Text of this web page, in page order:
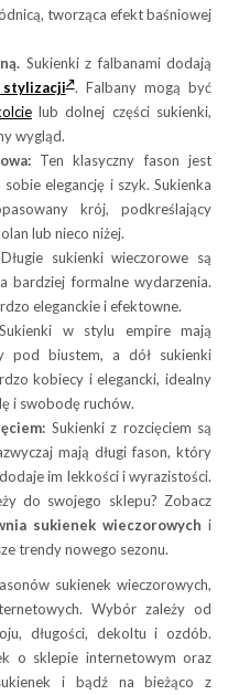
tworząca efekt baśniowej
Sukienki z falbanami dodają
stylizacji . Falbany mogą być
lub dolnej części sukienki,
wygląd.
Ten klasyczny fason jest
elegancję i szyk. Sukienka
krój, podkreślający
lub nieco niżej.
Długie sukienki wieczorowe są
bardziej formalne wydarzenia.
eleganckie i efektowne.
w stylu empire mają
pod biustem, a dół sukienki
kobiecy i elegancki, idealny
i swobodę ruchów.
Sukienki z rozcięciem są
mają długi fason, który
im lekkości i wyrazistości.
do swojego sklepu? Zobacz
sukienek wieczorowych i
trendy nowego sezonu.
sukienek wieczorowych,
Wybór zależy od
długości, dekoltu i ozdób.
o sklepie internetowym oraz
i bądź na bieżąco z